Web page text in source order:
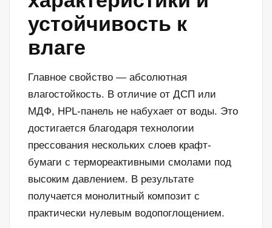
устойчивость к
влаге
Главное свойство — абсолютная
влагостойкость. В отличие от ДСП или
МДФ, HPL-панель не набухает от воды. Это
достигается благодаря технологии
прессования нескольких слоев крафт-
бумаги с термореактивными смолами под
высоким давлением. В результате
получается монолитный композит с
практически нулевым водопоглощением.